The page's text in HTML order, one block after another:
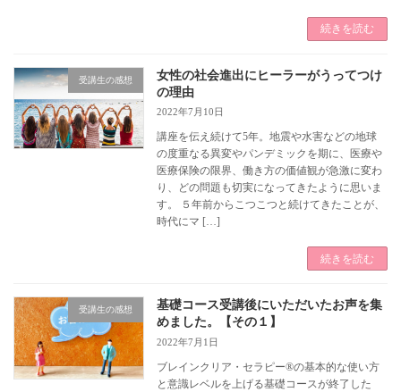
続きを読む
受講生の感想
女性の社会進出にヒーラーがうってつけ
の理由
2022年7月10日
講座を伝え続けて5年。地震や水害などの地球
の度重なる異変やパンデミックを期に、医療や
医療保険の限界、働き方の価値観が急激に変わ
り、どの問題も切実になってきたように思いま
す。 ５年前からこつこつと続けてきたことが、
時代にマ […]
続きを読む
受講生の感想
基礎コース受講後にいただいたお声を集
めました。【その１】
2022年7月1日
ブレインクリア・セラピー®の基本的な使い方
と意識レベルを上げる基礎コースが終了した